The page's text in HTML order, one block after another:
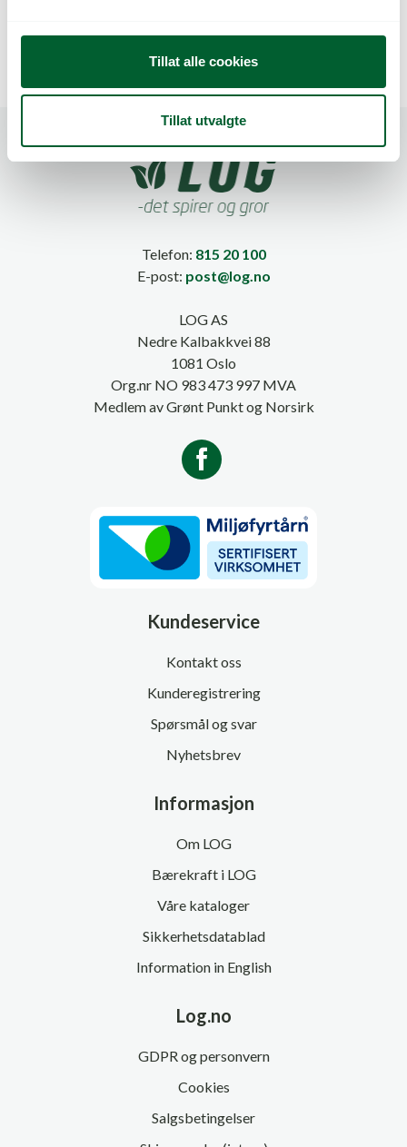
Tillat alle cookies
Tillat utvalgte
Telefon: 815 20 100
E-post: post@log.no
LOG AS
Nedre Kalbakkvei 88
1081 Oslo
Org.nr NO 983 473 997 MVA
Medlem av Grønt Punkt og Norsirk
Kundeservice
Kontakt oss
Kunderegistrering
Spørsmål og svar
Nyhetsbrev
Informasjon
Om LOG
Bærekraft i LOG
Våre kataloger
Sikkerhetsdatablad
Information in English
Log.no
GDPR og personvern
Cookies
Salgsbetingelser